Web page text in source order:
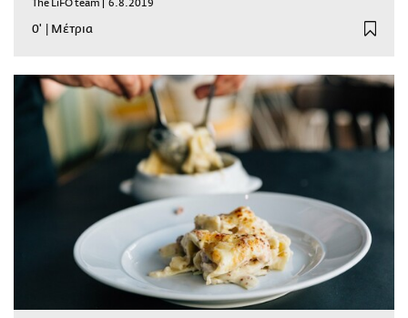
The LiFO team | 6.8.2019
0' Μέτρια